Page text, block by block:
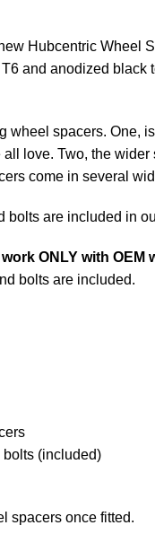
Hubcentric Wheel
and anodized black
wheel spacers. One,
love. Two, the
come in several
bolts are included in
ONLY with OEM
bolts are included.
(included)
spacers once fitted.